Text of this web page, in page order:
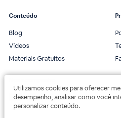
Utilizamos cookies para oferecer
desempenho, analisar como você
personalizar conteúdo.
Conteúdo
Blog
Vídeos
Materiais Gratuitos